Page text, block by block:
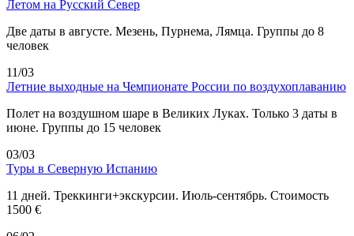
Летом на Русский Север
Две даты в августе. Мезень, Пурнема, Лямца. Группы до 8
человек
11/03
Летние выходные на Чемпионате России по воздухоплаванию
Полет на воздушном шаре в Великих Луках. Только 3 даты в
июне. Группы до 15 человек
03/03
Туры в Северную Испанию
11 дней. Треккинги+экскурсии. Июль-сентябрь. Стоимость
1500 €